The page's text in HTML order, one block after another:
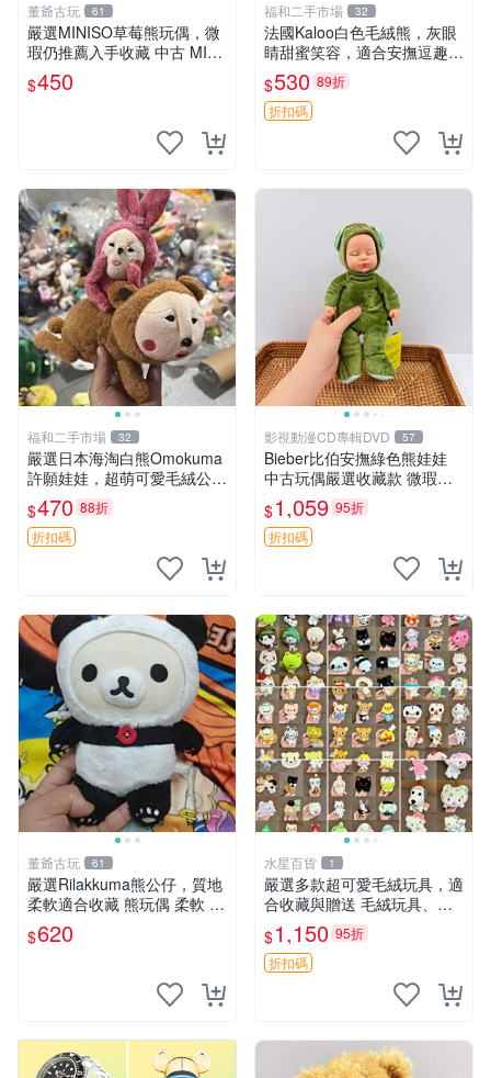
董爺古玩 61
嚴選MINISO草莓熊玩偶，微
瑕仍推薦入手收藏 中古 MINI
SO 草莓熊 玩具 收藏
$450
福和二手市場 32
法國Kaloo白色毛絨熊，灰眼
睛甜蜜笑容，適合安撫逗趣可
愛，柔軟面料手感佳。14 白
色安撫熊 毛絨玩具 寶寶逗樂
具
$530 89折
折扣碼
福和二手市場 32
嚴選日本海淘白熊Omokuma
許願娃娃，超萌可愛毛絨公仔
推薦收藏 白熊 Omokuma 毛
絨玩具 偽裝娃娃 玩具擺飾
$470 88折
折扣碼
影視動漫CD專輯DVD 57
Bieber比伯安撫綠色熊娃娃
中古玩偶嚴選收藏款 微瑕輕
度使用 Bieber綠熊娃娃 中古
玩偶 微瑕
$1,059 95折
折扣碼
董爺古玩 61
嚴選Rilakkuma熊公仔，質地
柔軟適合收藏 熊玩偶 柔軟 公
仔 收藏
$620
水星百貨 1
嚴選多款超可愛毛絨玩具，適
合收藏與贈送 毛絨玩具、抱
枕、公仔
$1,150 95折
折扣碼